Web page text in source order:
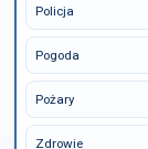
Policja
Pogoda
Pożary
Zdrowie